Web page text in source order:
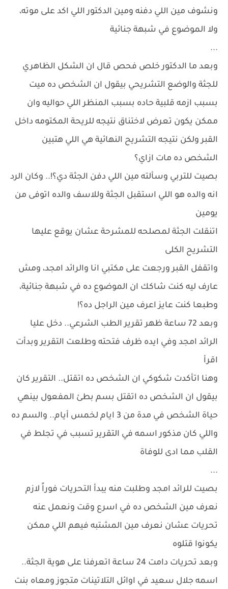
ونشوف مين اللي دفنه ومين الدكتور اللي اكد على موته،
ولا الموضوع في شبهة جنائية
...
وبعد ما الدكتور خلص فحص قال ان الشكل الظاهري
للجثة والوضع التشريحي بيقول ان الشخص ده ميت
بسبب ازمه قلبية حاده بسبب المنظر اللي حواليه وان
ممكن يكون تعرض لاختناق نتيجه للريحة المكتومه داخل
القبر ولكن نتيجه التشريح النهائية هي اللي هتبين
الشخص ده مات ازاي؟
بصيت للتربي وسألته مين اللي دفن الجثة دي؟!.. وكان الرد
انه والده هو اللي استقبل الجثة وللاسف والده اتوفى من
يومين
اتنقلت الجثة لمصلحه للمشرحة عشان يوقع عليها
التشريح الكلى
واتقفل القبر ورجعت على مكتبي انا والرائد امجد، ومش
عارف ليه كنت شاكك ان الموضوع ده في شبهة جنائية،
وطبعا كنت عايز اعرف مين الراجل ده؟!
وبعد 72 ساعة ظهر تقرير الطب الشرعي.. دخل عليا
الرائد امجد وفي ايده ظرف فتحته وطلعت التقرير وبدأت
اقرأ
وهنا اتأكدت شكوكي ان الشخص ده اتقتل.. التقرير كان
بيقول ان الشخص ده اتقتل بسم بطئ المفعول بينهي
حياة الشخص في مدة من 3 ايام لخمس أيام.. والسم ده
واللي كان مذكور اسمه في التقرير تسبب في تجلط في
القلب مما ادى للوفاة
...
بصيت للرائد امجد وطلبت منه يبدأ التحريات فوراً لازم
نعرف مين الشخص ده في اسرع وقت ونعمل عنه
تحريات عشان نعرف مين المشتبه فيهم اللي ممكن
يكونوا قتلوه
وبعد تحريات دامت 24 ساعة اتعرفنا على هوية الجثة..
اسمه جلال سعيد في اوائل التلاتينات متجوز ومعاه بنت